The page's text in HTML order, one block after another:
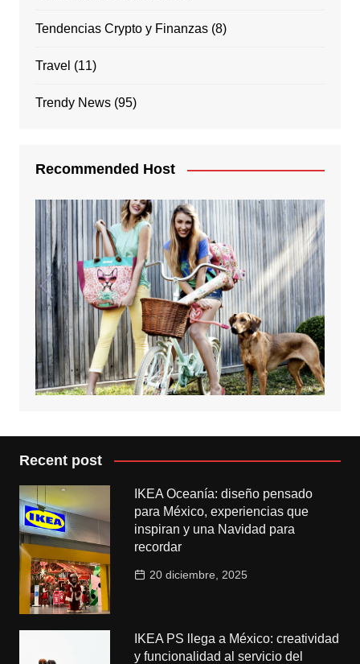
Tendencias Crypto y Finanzas(8)
Travel (11)
Trendy News(95)
Recommended Host
Recent post
IKEA Oceanía: diseño pensado
para México, experiencias que
inspiran y una Navidad para
recordar
20 diciembre, 2025
IKEA PS llega a México: creatividad
y funcionalidad al servicio del